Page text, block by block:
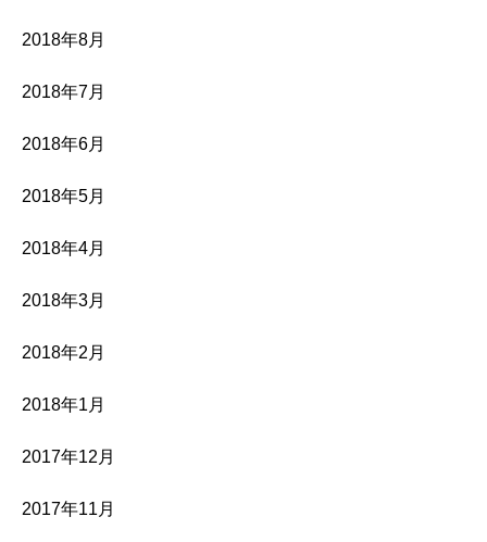
2018年8月
2018年7月
2018年6月
2018年5月
2018年4月
2018年3月
2018年2月
2018年1月
2017年12月
2017年11月